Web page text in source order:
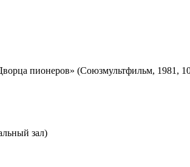
пионеров» (Союзмультфильм, 1981,
зал)